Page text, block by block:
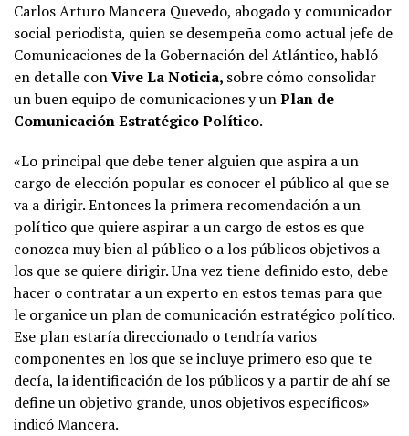
Carlos Arturo Mancera Quevedo, abogado y comunicador
social periodista, quien se desempeña como actual jefe de
Comunicaciones de la Gobernación del Atlántico, habló
en detalle conVive La Noticia, sobre cómo consolidar
un buen equipo de comunicaciones y unPlan de
Comunicación Estratégico Político.
«Lo principal que debe tener alguien que aspira a un
cargo de elección popular es conocer el público al que se
va a dirigir. Entonces la primera recomendación a un
político que quiere aspirar a un cargo de estos es que
conozca muy bien al público o a los públicos objetivos a
los que se quiere dirigir. Una vez tiene definido esto, debe
hacer o contratar a un experto en estos temas para que
le organice un plan de comunicación estratégico político.
Ese plan estaría direccionado o tendría varios
componentes en los que se incluye primero eso que te
decía, la identificación de los públicos y a partir de ahí se
define un objetivo grande, unos objetivos específicos»
indicó Mancera.